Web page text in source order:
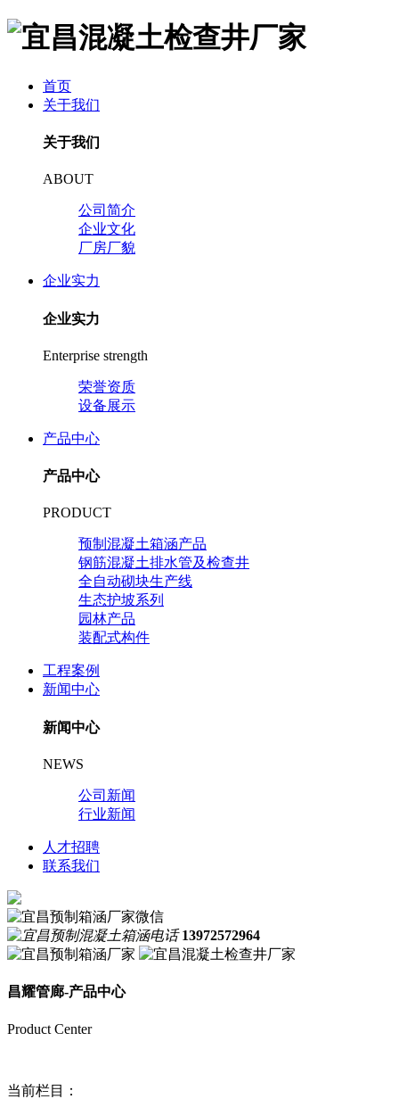
首页
关于我们
关于我们
ABOUT
公司简介
企业文化
厂房厂貌
企业实力
企业实力
Enterprise strength
荣誉资质
设备展示
产品中心
产品中心
PRODUCT
预制混凝土箱涵产品
钢筋混凝土排水管及检查井
全自动砌块生产线
生态护坡系列
园林产品
装配式构件
工程案例
新闻中心
新闻中心
NEWS
公司新闻
行业新闻
人才招聘
联系我们
13972572964
昌耀管廊-产品中心
Product Center
当前栏目：